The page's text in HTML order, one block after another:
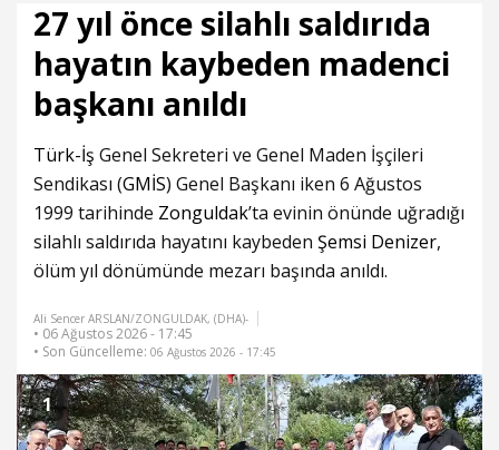
27 yıl önce silahlı saldırıda
hayatın kaybeden madenci
başkanı anıldı
Türk-İş Genel Sekreteri ve Genel Maden İşçileri
Sendikası (GMİS) Genel Başkanı iken 6 Ağustos
1999 tarihinde Zonguldak’ta evinin önünde uğradığı
silahlı saldırıda hayatını kaybeden Şemsi Denizer,
ölüm yıl dönümünde mezarı başında anıldı.
Ali Sencer ARSLAN/ZONGULDAK, (DHA)-
• 06 Ağustos 2026 - 17:45
• Son Güncelleme: 06 Ağustos 2026 - 17:45
1